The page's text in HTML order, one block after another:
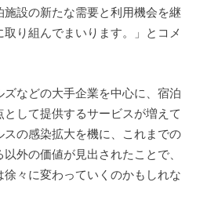
設の新たな需要と利用機会を継
り組んでまいります。」とコメ
などの大手企業を中心に、宿泊
して提供するサービスが増えて
の感染拡大を機に、これまでの
外の価値が見出されたことで、
々に変わっていくのかもしれな